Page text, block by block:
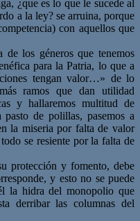
¿que es lo que le sucede al
a la ley? se arruina, porque
con aquellos que
los géneros que tenemos
para la Patria, lo que a
tengan valor…» de lo
ramos que dan utilidad
y hallaremos multitud de
pasto de polillas, pasemos a
la miseria por falta de valor
se resiente por la falta de
protección y fomento, debe
y esto no se puede
la hidra del monopolio que
derribar las columnas del